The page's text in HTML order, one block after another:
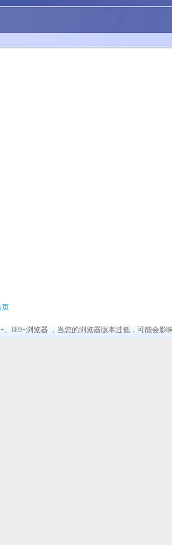
页
、IE9+浏览器 ，当您的浏览器版本过低，可能会影